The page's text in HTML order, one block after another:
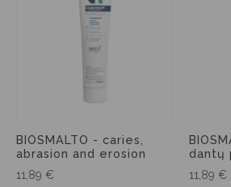
BIOSMALTO - caries,
abrasion and erosion
11,89 €
dantų
11,89 €